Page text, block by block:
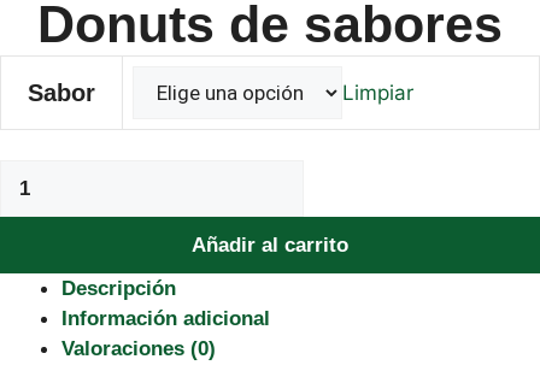
Donuts de sabores
Sabor Limpiar
Añadir al carrito
Descripción
Información adicional
Valoraciones (0)